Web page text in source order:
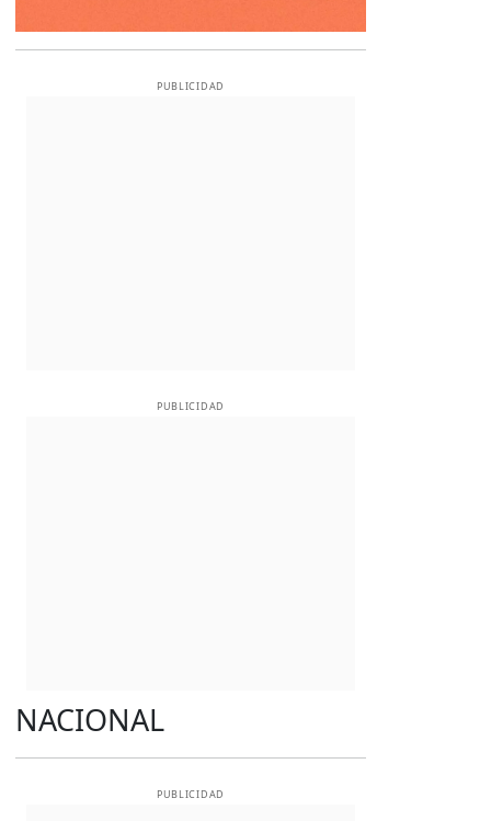
PUBLICIDAD
PUBLICIDAD
NACIONAL
PUBLICIDAD